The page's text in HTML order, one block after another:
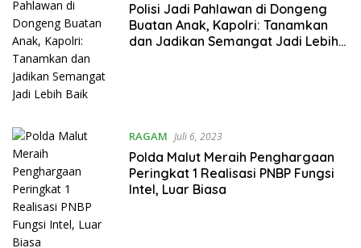
Polisi Jadi Pahlawan di Dongeng
Buatan Anak, Kapolri: Tanamkan
dan Jadikan Semangat Jadi Lebih
RAGAM Juli 6, 2023
Polda Malut Meraih Penghargaan
Peringkat 1 Realisasi PNBP Fungsi
Intel, Luar Biasa